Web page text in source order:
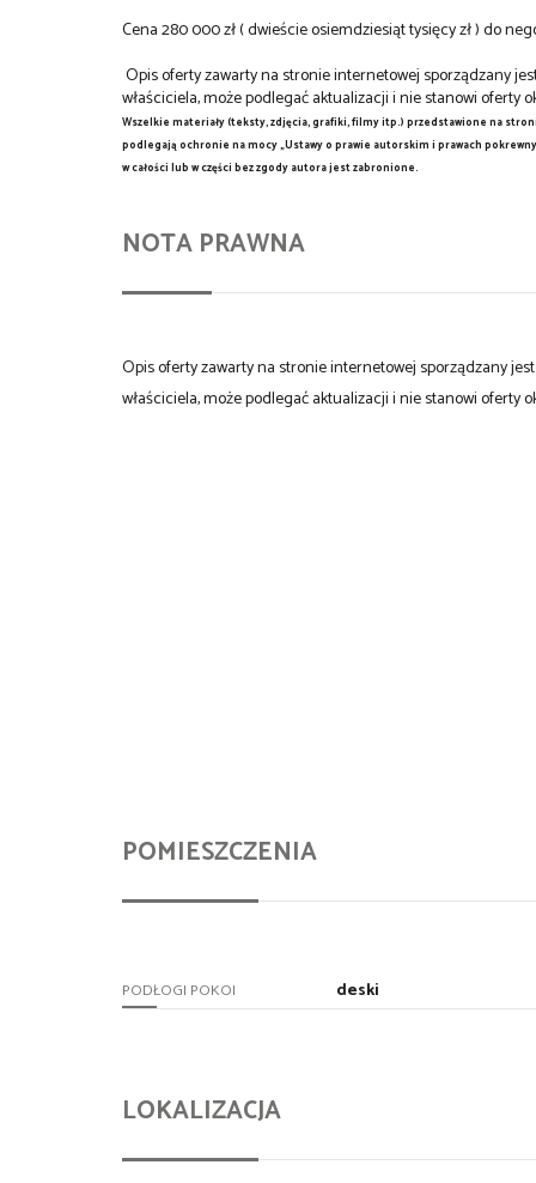
Cena 280 000 zł ( dwieście osiemdziesiąt tysięcy zł ) do
Opis oferty zawarty na stronie internetowej sporządzany
właściciela, może podlegać aktualizacji i nie stanowi oferty
Wszelkie materiały (teksty, zdjęcia, grafiki, filmy itp.) przedstawione na
podlegają ochronie na mocy „Ustawy o prawie autorskim i prawach
w całości lub w części bez zgody autora jest zabronione.
NOTA PRAWNA
Opis oferty zawarty na stronie internetowej sporządzany
właściciela, może podlegać aktualizacji i nie stanowi oferty
POMIESZCZENIA
PODŁOGI POKOI deski
LOKALIZACJA